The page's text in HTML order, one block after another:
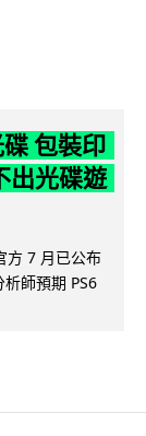
包裝印
出光碟遊
方 7 月已公布
師預期 PS6